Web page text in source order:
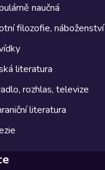
naučná
filozofie, náboženství
literatura
rozhlas, televize
literatura